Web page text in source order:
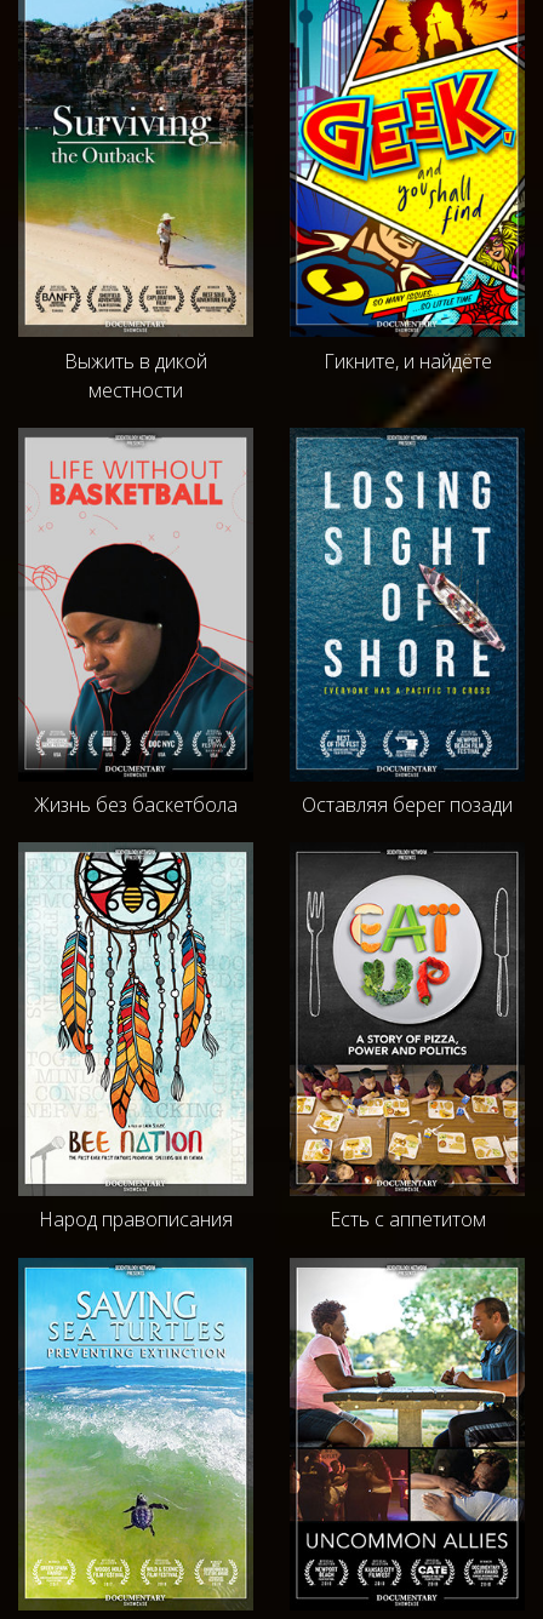
Выжить в дикой
местности
Гикните, и найдёте
Жизнь без баскетбола Оставляя берег позади
Народ правописания Есть с аппетитом